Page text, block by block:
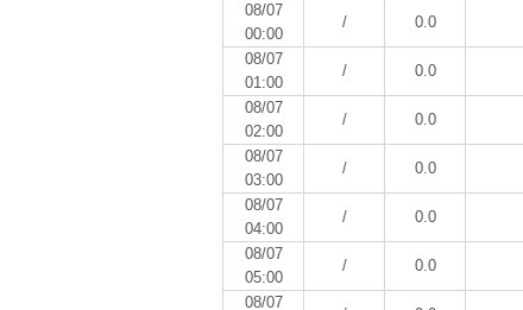
08/07
00:00
/ 0.0
08/07
01:00
/ 0.0
08/07
02:00
/ 0.0
08/07
03:00
/ 0.0
08/07
04:00
/ 0.0
08/07
05:00
/ 0.0
08/07